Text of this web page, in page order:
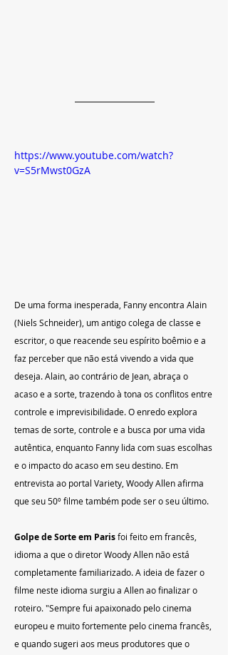
https://www.youtube.com/watch?
v=S5rMwst0GzA
De uma forma inesperada, Fanny encontra Alain
(Niels Schneider), um antigo colega de classe e
escritor, o que reacende seu espírito boêmio e a
faz perceber que não está vivendo a vida que
deseja. Alain, ao contrário de Jean, abraça o
acaso e a sorte, trazendo à tona os conflitos entre
controle e imprevisibilidade. O enredo explora
temas de sorte, controle e a busca por uma vida
autêntica, enquanto Fanny lida com suas escolhas
e o impacto do acaso em seu destino. Em
entrevista ao portal Variety, Woody Allen afirma
que seu 50º filme também pode ser o seu último.
Golpe de Sorte em Paris foi feito em francês,
idioma a que o diretor Woody Allen não está
completamente familiarizado. A ideia de fazer o
filme neste idioma surgiu a Allen ao finalizar o
roteiro. "Sempre fui apaixonado pelo cinema
europeu e muito fortemente pelo cinema francês,
e quando sugeri aos meus produtores que o